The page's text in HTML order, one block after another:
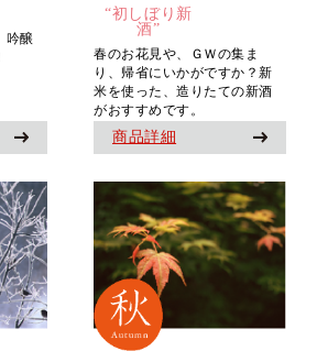
“初しぼり新
酒”
春のお花見や、ＧＷの集ま
り、帰省にいかがですか？新
米を使った、造りたての新酒
がおすすめです。
商品詳細
吟醸